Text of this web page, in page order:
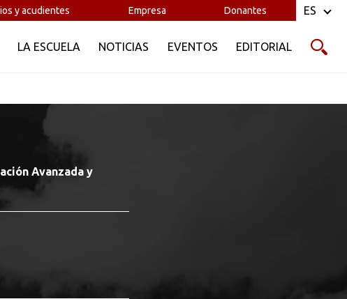
y acudientes Empresa Donantes
LA ESCUELA NOTICIAS EVENTOS EDITORIAL
ES
Avanzada y